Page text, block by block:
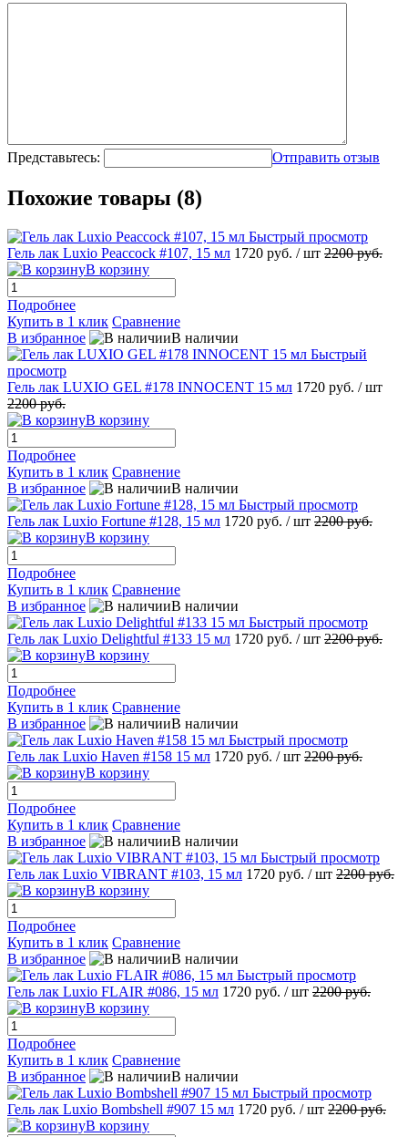
Представьтесь: Отправить отзыв
Похожие товары (8)
Быстрый просмотр
Гель лак Luxio Peaccock #107, 15 мл 1720 руб. / шт 2200 руб.
В корзину
Подробнее
Купить в 1 клик Сравнение
В избранное
В наличии
Быстрый
просмотр
Гель лак LUXIO GEL #178 INNOCENT 15 мл 1720 руб. / шт
2200 руб.
В корзину
Подробнее
Купить в 1 клик Сравнение
В избранное
В наличии
Быстрый просмотр
Гель лак Luxio Fortune #128, 15 мл 1720 руб. / шт 2200 руб.
В корзину
Подробнее
Купить в 1 клик Сравнение
В избранное
В наличии
Быстрый просмотр
Гель лак Luxio Delightful #133 15 мл 1720 руб. / шт 2200 руб.
В корзину
Подробнее
Купить в 1 клик Сравнение
В избранное
В наличии
Быстрый просмотр
Гель лак Luxio Haven #158 15 мл 1720 руб. / шт 2200 руб.
В корзину
Подробнее
Купить в 1 клик Сравнение
В избранное
В наличии
Быстрый просмотр
Гель лак Luxio VIBRANT #103, 15 мл 1720 руб. / шт 2200 руб.
В корзину
Подробнее
Купить в 1 клик Сравнение
В избранное
В наличии
Быстрый просмотр
Гель лак Luxio FLAIR #086, 15 мл 1720 руб. / шт 2200 руб.
В корзину
Подробнее
Купить в 1 клик Сравнение
В избранное
В наличии
Быстрый просмотр
Гель лак Luxio Bombshell #907 15 мл 1720 руб. / шт 2200 руб.
В корзину